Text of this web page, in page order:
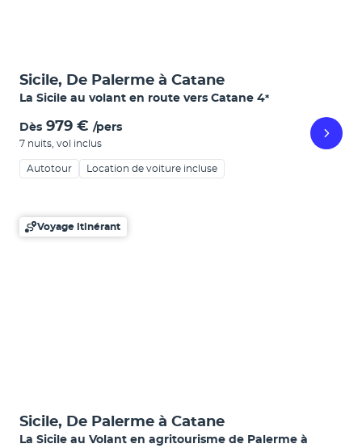
Sicile, De Palerme à Catane
La Sicile au volant en route vers Catane 4*
Dès 979 € /pers
7 nuits vol inclus
Autotour Location de voiture incluse
Voyage itinérant
Sicile, De Palerme à Catane
La Sicile au Volant en agritourisme de Palerme à